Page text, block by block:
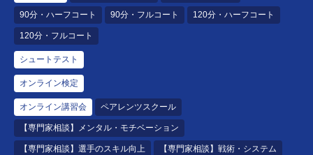
90分・ハーフコート 90分・フルコート 120分・ハーフコート
120分・フルコート
シュートテスト
オンライン検定
オンライン講習会 ペアレンツスクール
【専門家相談】メンタル・モチベーション
【専門家相談】選手のスキル向上 【専門家相談】戦術・システム